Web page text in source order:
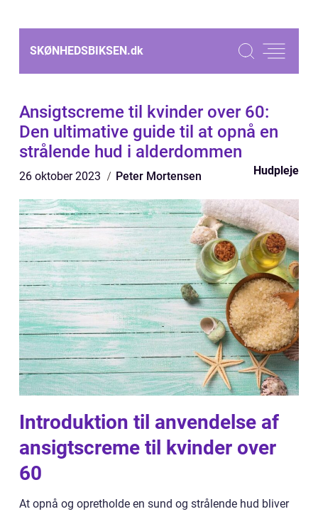
SKØNHEDSBIKSEN.dk
Ansigtscreme til kvinder over 60:
Den ultimative guide til at opnå en
strålende hud i alderdommen
26 oktober 2023 Peter Mortensen Hudpleje
Introduktion til anvendelse af
ansigtscreme til kvinder over
60
At opnå og opretholde en sund og strålende hud bliver